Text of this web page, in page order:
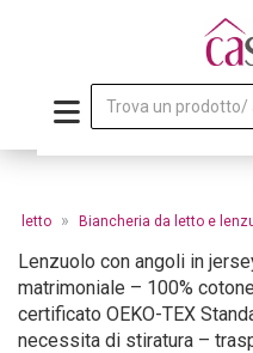
letto » Biancheria da letto e
Lenzuolo con angoli in
matrimoniale – 100%
certificato OEKO-TEX
necessita di stiratura –